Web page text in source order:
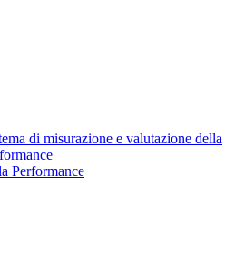
di misurazione e valutazione della
Performance